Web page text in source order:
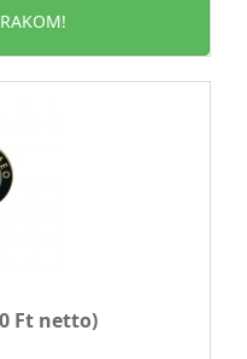
Ft netto)